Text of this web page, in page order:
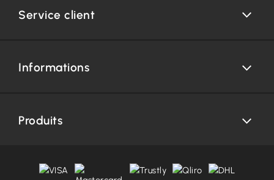
Service client
Informations
Produits